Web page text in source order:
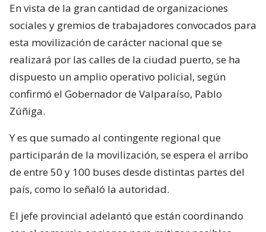
En vista de la gran cantidad de organizaciones
sociales y gremios de trabajadores convocados para
esta movilización de carácter nacional que se
realizará por las calles de la ciudad puerto, se ha
dispuesto un amplio operativo policial, según
confirmó el Gobernador de Valparaíso, Pablo
Zúñiga.
Y es que sumado al contingente regional que
participarán de la movilización, se espera el arribo
de entre 50 y 100 buses desde distintas partes del
país, como lo señaló la autoridad.
El jefe provincial adelantó que están coordinando